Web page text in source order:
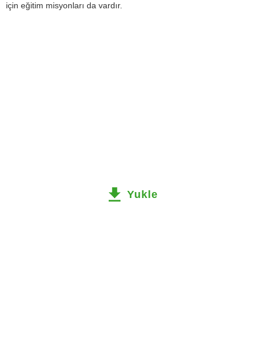
için eğitim misyonları da vardır.
Yukle